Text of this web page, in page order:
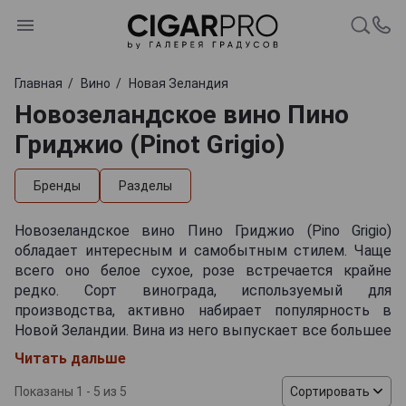
Главная Вино Новая Зеландия
Новозеландское вино Пино
Гриджио (Pinot Grigio)
Бренды Разделы
Новозеландское вино Пино Гриджио (Pino Grigio)
обладает интересным и самобытным стилем. Чаще
всего оно белое сухое, розе встречается крайне
редко. Сорт винограда, используемый для
производства, активно набирает популярность в
Новой Зеландии. Вина из него выпускает все большее
количество брендов, а качество их продукции с
каждым годом совершенствуется. Об этом говорят
факты: все чаще Pino Grigio New Zealand оказываются
Читать дальше
Показаны 1 - 5 из 5 Сортировать